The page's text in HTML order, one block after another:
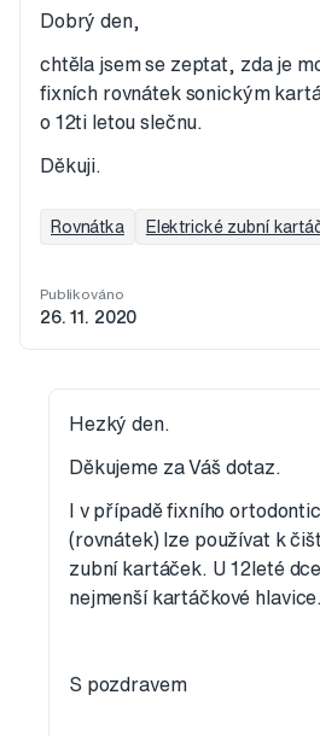
Dobrý den,
chtěla jsem se zeptat, zda je
fixních rovnátek sonickým
o 12ti letou slečnu.
Děkuji.
Rovnátka Elektrické zubní
Publikováno
26. 11. 2020
Hezký den.
Děkujeme za Váš dotaz.
I v případě fixního
(rovnátek) lze používat k
zubní kartáček. U 12leté
nejmenší kartáčkové hlavice.
S pozdravem